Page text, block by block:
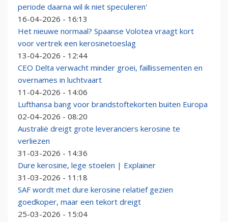
periode daarna wil ik niet speculeren'
16-04-2026 - 16:13
Het nieuwe normaal? Spaanse Volotea vraagt kort
voor vertrek een kerosinetoeslag
13-04-2026 - 12:44
CEO Delta verwacht minder groei, faillissementen en
overnames in luchtvaart
11-04-2026 - 14:06
Lufthansa bang voor brandstoftekorten buiten Europa
02-04-2026 - 08:20
Australië dreigt grote leveranciers kerosine te
verliezen
31-03-2026 - 14:36
Dure kerosine, lege stoelen | Explainer
31-03-2026 - 11:18
SAF wordt met dure kerosine relatief gezien
goedkoper, maar een tekort dreigt
25-03-2026 - 15:04